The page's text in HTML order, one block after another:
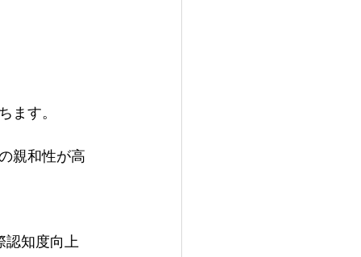
ます。
親和性が高
認知度向上